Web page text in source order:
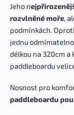
Jeho n
rozvlněné moře,
podmínkách.
jednu
délkou na 320cm a
paddleboardu
Nosnost pro
paddleboardu